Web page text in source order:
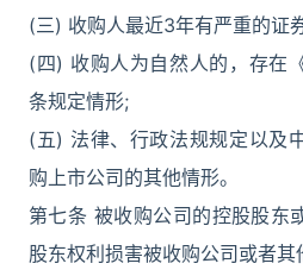
(三) 收购人最近3年有严重的证
(四) 收购人为自然人的，存在
条规定情形;
(五) 法律、行政法规规定以及
购上市公司的其他情形。
第七条 被收购公司的控股股东
股东权利损害被收购公司或者其